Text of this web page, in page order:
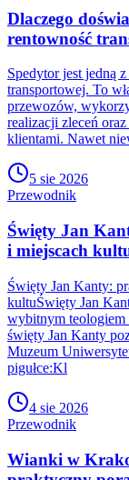
Dlaczego
rentowność
Spedytor jest jedną
transportowej. To
przewozów,
realizacji zleceń
klientami. Nawet
5 sie 2026
Przewodnik
Święty Jan
i miejscach
Święty Jan Kanty:
kultuŚwięty Jan
wybitnym
święty Jan Kanty
Muzeum
pigułce:Kl
4 sie 2026
Przewodnik
Wianki w